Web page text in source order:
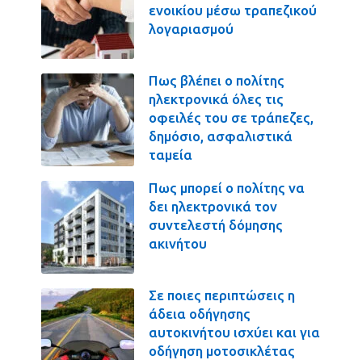
ενοικίου μέσω τραπεζικού
λογαριασμού
Πως βλέπει ο πολίτης
ηλεκτρονικά όλες τις
οφειλές του σε τράπεζες,
δημόσιο, ασφαλιστικά
ταμεία
Πως μπορεί ο πολίτης να
δει ηλεκτρονικά τον
συντελεστή δόμησης
ακινήτου
Σε ποιες περιπτώσεις η
άδεια οδήγησης
αυτοκινήτου ισχύει και για
οδήγηση μοτοσικλέτας